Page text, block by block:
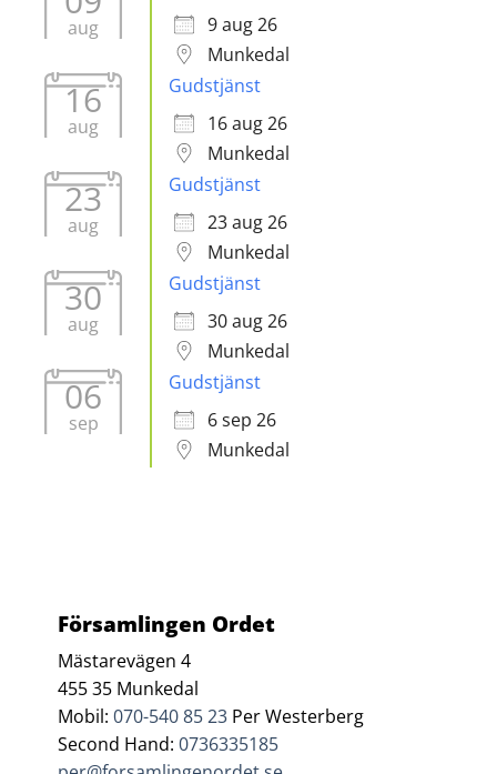
aug
9 aug 26
Munkedal
16
aug
Gudstjänst
16 aug 26
Munkedal
23
aug
Gudstjänst
23 aug 26
Munkedal
30
aug
Gudstjänst
30 aug 26
Munkedal
06
sep
Gudstjänst
6 sep 26
Munkedal
Församlingen Ordet
Mästarevägen 4
455 35 Munkedal
Mobil:070-540 85 23 Per Westerberg
Second Hand:0736335185